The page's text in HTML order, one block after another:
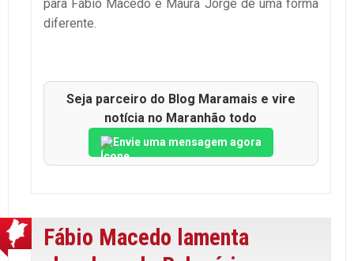
para Fábio Macedo e Maura Jorge de uma forma
diferente.
Seja parceiro do Blog Maramais e vire
notícia no Maranhão todo
Envie uma mensagem agora
Fábio Macedo lamenta